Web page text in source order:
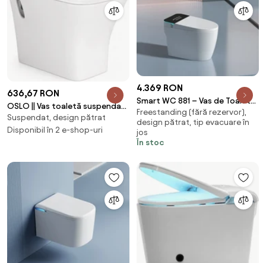
636,67 RON
OSLO || Vas toaletă suspendat,
cu spălare adâncă, cu capac
WC slim, ceramică, alb
Suspendat, design pătrat
Disponibil în 2 e-shop-uri
4.369 RON
Smart WC 881 – Vas de Toaletă
Inteligent cu Bideu, Sterilizare
UV, Deschidere/Închidere
automată, Senzor picior,
Temperaturii, Uscare aer cald,
Iluminare de noapte, Afișaj LED,
Telecomandă, Ceramică,
Alb/Negru
Freestanding (fără rezervor),
design pătrat, tip evacuare în
jos
În stoc